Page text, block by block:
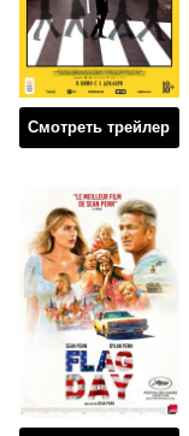
Смотреть трейлер